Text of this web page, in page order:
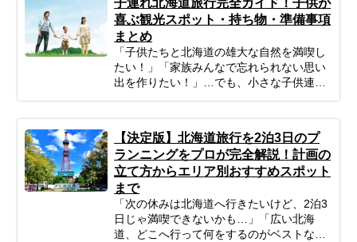
したい大人の女性にぴったりの場所です。
「広すぎてどう回ればいいかわからな
い…」「効率よく絶景スポットを巡りた
い」 そんなあなたのために、今回はプロの
ツアーコーディネーターが厳選した、目的
別の富良野・美瑛・旭川おすすめ観光スポ
ットをご紹介します。 絵画のような絶景か
フェまで幅広くピックアップ。初めての方
からリピーターの方まで、あなたの旅のス
タイルに合わせた「最高の北海道旅」をプ
ランニングするための参考にぜひお役立て
ください。
子連れ北海道旅行完全ガイド！子供が
喜ぶ観光スポット・持ち物・準備事項
まとめ
「子供たちと北海道の雄大な自然を満喫し
たい！」「家族みんなで忘れられない思い
出を作りたい！」…でも、小さな子供連れ
計画すれば、子連れ北海道旅行は最高の体
験になります。 この記事では、子連れファ
ミリーが北海道旅行を思いっきり楽しむた
めの、計画の立て方の基本から、子供が絶
対喜ぶおすすめスポット＆アクティビテ
ィ、ホテル選びの秘訣、そしてあると便利
な持ち物や注意点まで、パパママ目線で徹
【決定版】北海道旅行を2泊3日のプ
ランニングをプロが完全解説！計画の
立て方からエリア別おすすめスポット
まで
「次の休みは北海道へ行きたいけど、2泊3
日じゃ満喫できないかも…」「広い北海
道、どこへ行って何をするのがベストな